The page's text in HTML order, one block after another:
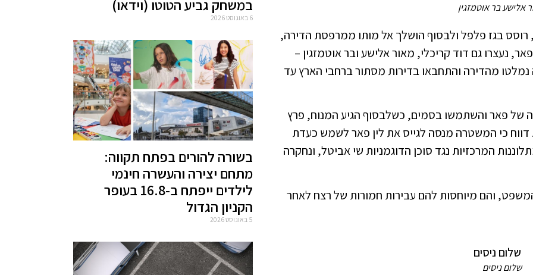
אלישע בר אוטמזגין
בגז פלפל ולבסוף הושלך אל מותו ממרפסת הדירה,
נעצרו גם דוד קריכלי, מאור אלישע ובר אוטמזגין –
מהדירה והתחבאו בדירות מסתור ברחבי הארץ עד
של פאר והשתמשו בסמים, כשלבסוף הגיע המנוח, פרץ
דווח כי המשטרה מנסה לגייס את לין פאר לשמש כעדת
המרכזיות נגד סוכן הדוגמניות שי אביטל, ונחקרה
והם מיוחסות להם עבירות חמורות של רצח לאחר
שלום ניסים
במשחק גביע הטוטו (וידאו)
6 באוגוסט 2026
בשורה להורים בפתח תקווה:
מתחם יצירה והעשרה חינמי
לילדים ייפתח ב-16.8 בעופר
הקניון הגדול
5 באוגוסט 2026